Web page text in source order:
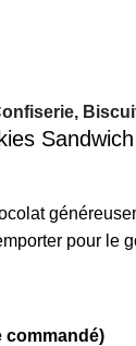
pour le
commandé)